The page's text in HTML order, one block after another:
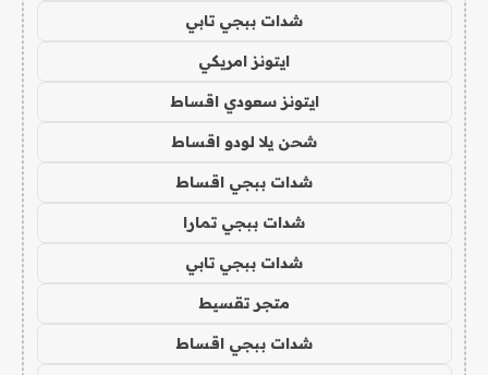
شدات ببجي تابي
ايتونز امريكي
ايتونز سعودي اقساط
شحن يلا لودو اقساط
شدات ببجي اقساط
شدات ببجي تمارا
شدات ببجي تابي
متجر تقسيط
شدات ببجي اقساط